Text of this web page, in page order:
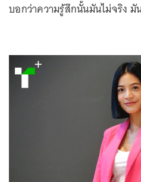
บอกว่าความรู้สึกนั้นมันไม่จริง มั